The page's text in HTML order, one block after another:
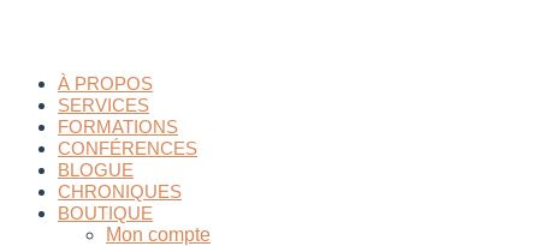
À PROPOS
SERVICES
FORMATIONS
CONFÉRENCES
BLOGUE
CHRONIQUES
BOUTIQUE
Mon compte